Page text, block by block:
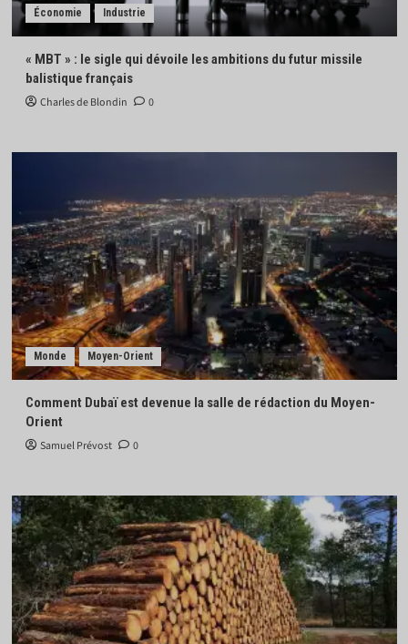
Économie Industrie
« MBT » : le sigle qui dévoile les ambitions du futur missile
balistique français
Charles de Blondin 0
Monde Moyen-Orient
Comment Dubaï est devenue la salle de rédaction du Moyen-
Orient
Samuel Prévost 0